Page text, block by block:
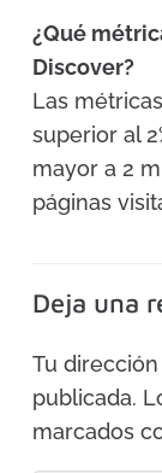
¿Qué
Discover?
Las
superior al
mayor a 2
páginas
Deja una
Tu
publicada.
marcados